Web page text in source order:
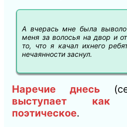
А вчерась мне была
меня за волосья на двор и
то, что я качал ихнего
нечаянности заснул.
Наречие днесь
выступает
поэтическое.